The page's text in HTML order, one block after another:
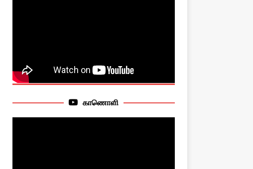
காணொளி